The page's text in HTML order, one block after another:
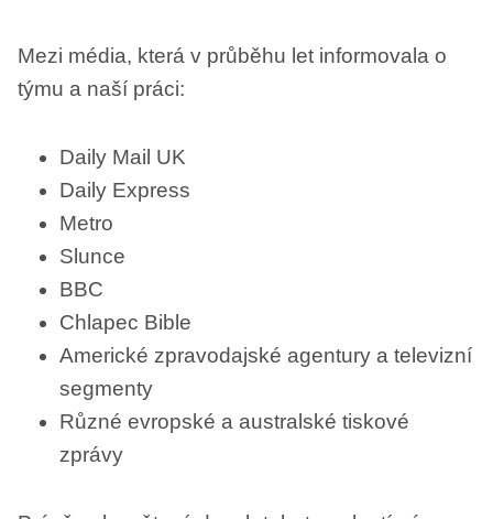
Mezi média, která v průběhu let informovala o
týmu a naší práci:
Daily Mail UK
Daily Express
Metro
Slunce
BBC
Chlapec Bible
Americké zpravodajské agentury a televizní
segmenty
Různé evropské a australské tiskové
zprávy